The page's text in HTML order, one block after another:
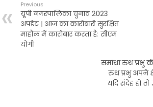
o
o
k
e
r
p
p
Previous
यूपी नगरपालिका चुनाव 2023
अपडेट | आज का कारोबारी सुरक्षित
माहौल में कारोबार करता है: सीएम
योगी
समांथा रुथ प्रभु
रुथ प्रभु अपने
यदि संदेह हो तो